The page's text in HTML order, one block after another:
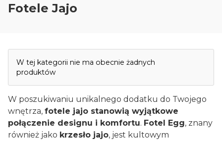
Fotele Jajo
Lista produktów
W tej kategorii nie ma obecnie żadnych
produktów
W poszukiwaniu unikalnego dodatku do Twojego
wnętrza, fotele jajo stanowią wyjątkowe
połączenie designu i komfortu. Fotel Egg, znany
również jako krzesło jajo, jest kultowym